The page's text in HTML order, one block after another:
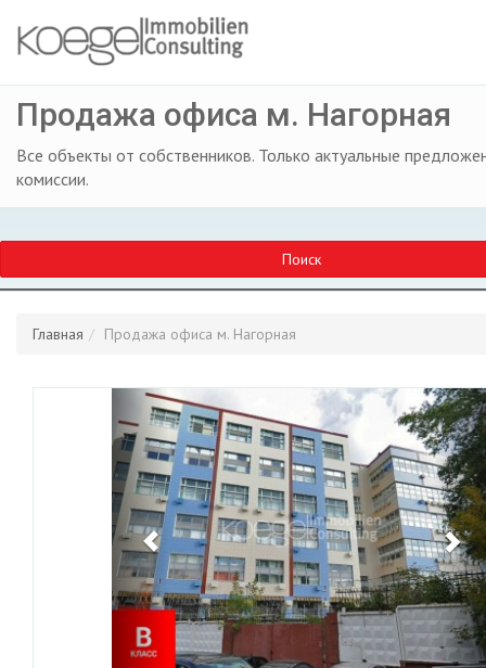
Продажа офиса м. Нагорная
Все объекты от собственников. Только актуальные
комиссии.
Поиск
Главная Продажа офиса м. Нагорная
Previous